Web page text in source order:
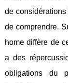
de
de comprendre.
home diffère de
a des
obligations du